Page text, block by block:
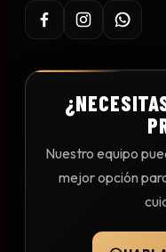
Nuestro equipo
mejor opción